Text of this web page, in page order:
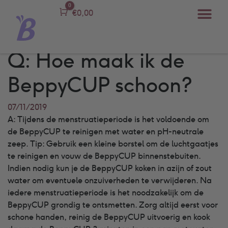
Carro
0
€0,00
Q: Hoe maak ik de
BeppyCUP schoon?
07/11/2019
A: Tijdens de menstruatieperiode is het voldoende om
de BeppyCUP te reinigen met water en pH-neutrale
zeep. Tip: Gebruik een kleine borstel om de luchtgaatjes
te reinigen en vouw de BeppyCUP binnenstebuiten.
Indien nodig kun je de BeppyCUP koken in azijn of zout
water om eventuele onzuiverheden te verwijderen. Na
iedere menstruatieperiode is het noodzakelijk om de
BeppyCUP grondig te ontsmetten. Zorg altijd eerst voor
schone handen, reinig de BeppyCUP uitvoerig en kook